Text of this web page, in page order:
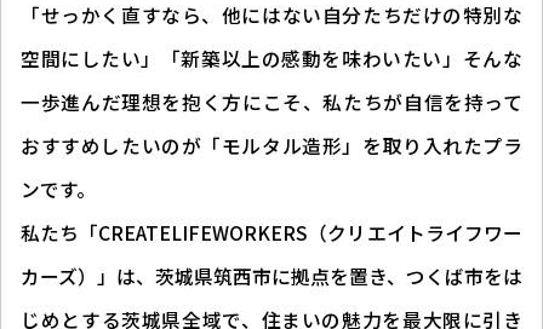
「せっかく直すなら、他にはない自分たちだけの特別な
空間にしたい」「新築以上の感動を味わいたい」――そんな
一歩進んだ理想を抱く方にこそ、私たちが自信を持って
おすすめしたいのが「モルタル造形」を取り入れたプラ
ンです。
私たち「CREATELIFEWORKERS（クリエイトライフワー
カーズ）」は、茨城県筑西市に拠点を置き、つくば市をは
じめとする茨城県全域で、住まいの魅力を最大限に引き